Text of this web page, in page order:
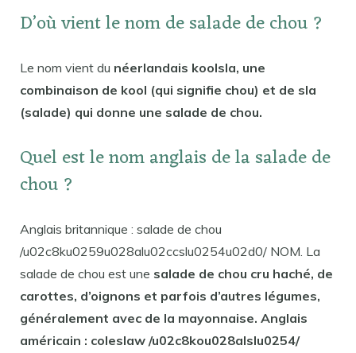
D’où vient le nom de salade de chou ?
Le nom vient du néerlandais koolsla, une
combinaison de kool (qui signifie chou) et de sla
(salade) qui donne une salade de chou.
Quel est le nom anglais de la salade de
chou ?
Anglais britannique : salade de chou
/u02c8ku0259u028alu02ccslu0254u02d0/ NOM. La
salade de chou est une salade de chou cru haché, de
carottes, d’oignons et parfois d’autres légumes,
généralement avec de la mayonnaise. Anglais
américain : coleslaw /u02c8kou028alslu0254/